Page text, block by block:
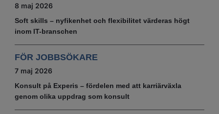
8 maj 2026
Soft skills – nyfikenhet och flexibilitet värderas högt
inom IT-branschen
FÖR JOBBSÖKARE
7 maj 2026
Konsult på Experis – fördelen med att karriärväxla
genom olika uppdrag som konsult